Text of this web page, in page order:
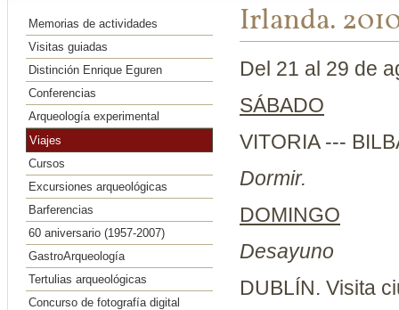
Memorias de actividades
Visitas guiadas
Distinción Enrique Eguren
Conferencias
Arqueología experimental
Viajes
Cursos
Excursiones arqueológicas
Barferencias
60 aniversario (1957-2007)
GastroArqueología
Tertulias arqueológicas
Concurso de fotografía digital
Irlanda.
Del 21 al 29 de
SÁBADO
VITORIA ---
Dormir.
DOMINGO
Desayuno
DUBLÍN. Visita